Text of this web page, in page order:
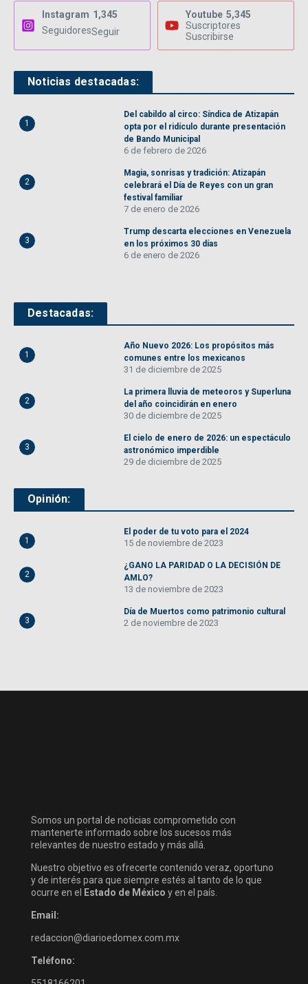
Instagram 1,345
SeguidoresSeguir
Youtube 5,345
Suscriptores
Suscribirse
Noticias destacadas:
1
Del cabildo al circo: Síndica de Atizapán
opta por el ridículo durante presentación
de Bando Municipal
6 de febrero de 2026
2
Magia, sonrisas y tradición: Atizapán
celebrará el Día de Reyes con un gran
festival familiar
7 de enero de 2026
3
Trump descarta elecciones en Venezuela
en los próximos 30 días
6 de enero de 2026
Destacadas:
1
Año Nuevo 2026: Los propósitos más
comunes entre los mexicanos
31 de diciembre de 2025
2
La primera lluvia de meteoros y Superluna
del año coincidirán en enero
30 de diciembre de 2025
3
El cielo de enero de 2026: un espectáculo
astronómico imperdible
29 de diciembre de 2025
Opinión:
1
El poder de tu voto para el 2024
15 de noviembre de 2023
2
¿GANO LA PARIDAD O LA DECISIÓN DE
AMLO?
13 de noviembre de 2023
3
Día de Muertos como patrimonio cultural
2 de noviembre de 2023
Somos un portal de noticias comprometido con
mantenerte informado sobre los sucesos más
relevantes de nuestro estado y más allá.
Nuestro objetivo es ofrecerte contenido veraz, oportuno
y de interés para que siempre estés al tanto de lo que
ocurre en el
Estado de México y en el país.
Email:
redaccion@diarioedomex.com.mx
Teléfono: